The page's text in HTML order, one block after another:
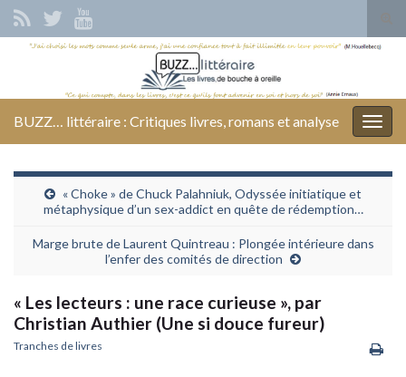
Search for:
BUZZ… littéraire : Critiques livres, romans et analyse
« Choke » de Chuck Palahniuk, Odyssée initiatique et
métaphysique d’un sex-addict en quête de rédemption…
Marge brute de Laurent Quintreau : Plongée intérieure dans
l’enfer des comités de direction
« Les lecteurs : une race curieuse », par
Christian Authier (Une si douce fureur)
Tranches de livres